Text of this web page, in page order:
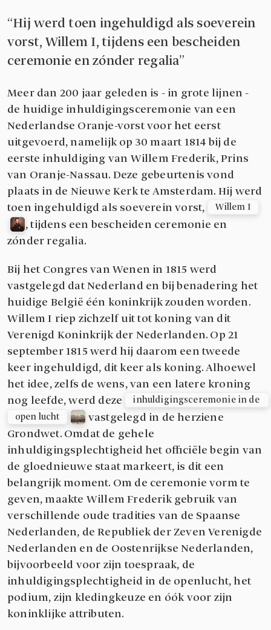
Hij werd toen ingehuldigd als soeverein
vorst, Willem I, tijdens een bescheiden
ceremonie en zónder regalia
Meer dan 200 jaar geleden is - in grote lijnen -
de huidige inhuldigingsceremonie van een
Nederlandse Oranje-vorst voor het eerst
uitgevoerd, namelijk op 30 maart 1814 bij de
eerste inhuldiging van Willem Frederik, Prins
van Oranje-Nassau. Deze gebeurtenis vond
plaats in de Nieuwe Kerk te Amsterdam. Hij werd
toen ingehuldigd als soeverein vorst,
Willem I
, tijdens een bescheiden ceremonie en
zónder regalia.
Bij het Congres van Wenen in 1815 werd
vastgelegd dat Nederland en bij benadering het
huidige België één koninkrijk zouden worden.
Willem I riep zichzelf uit tot koning van dit
Verenigd Koninkrijk der Nederlanden. Op 21
september 1815 werd hij daarom een tweede
keer ingehuldigd, dit keer als koning. Alhoewel
het idee, zelfs de wens, van een latere kroning
nog leefde, werd deze
inhuldigingsceremonie in de
open lucht
vastgelegd in de herziene
Grondwet. Omdat de gehele
inhuldigingsplechtigheid het officiële begin van
de gloednieuwe staat markeert, is dit een
belangrijk moment. Om de ceremonie vorm te
geven, maakte Willem Frederik gebruik van
verschillende oude tradities van de Spaanse
Nederlanden, de Republiek der Zeven Verenigde
Nederlanden en de Oostenrijkse Nederlanden,
bijvoorbeeld voor zijn toespraak, de
inhuldigingsplechtigheid in de openlucht, het
podium, zijn kledingkeuze en óók voor zijn
koninklijke attributen.